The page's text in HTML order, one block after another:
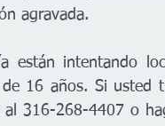
agravada.
están intentando
16 años. Si usted
al 316-268-4407 o